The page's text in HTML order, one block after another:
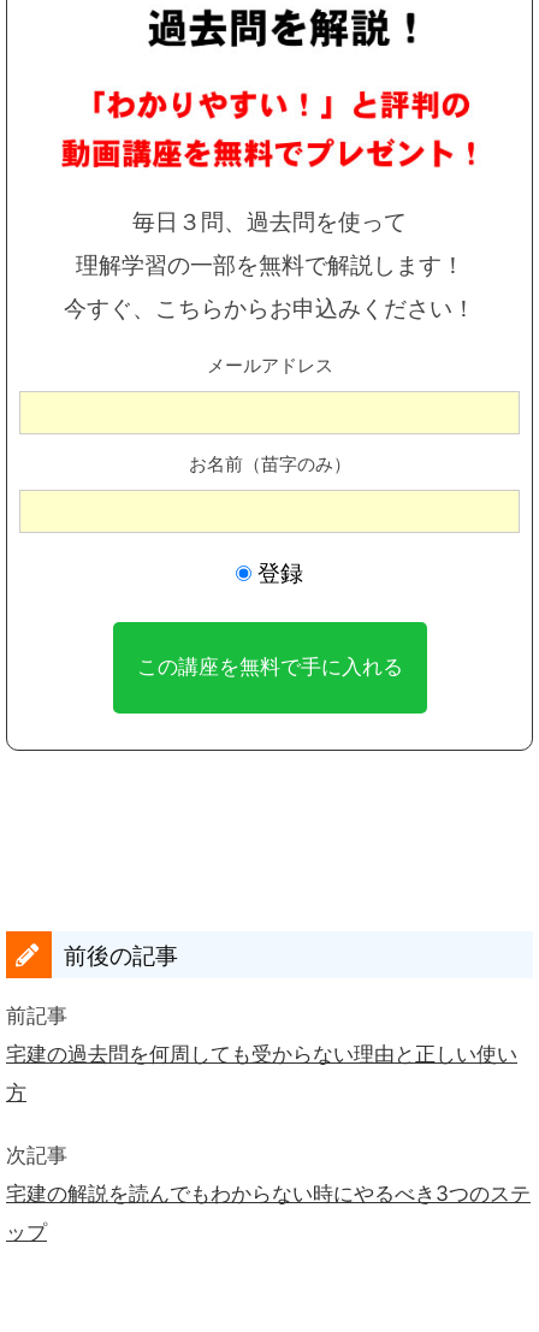
毎日３問、過去問を使って
理解学習の一部を無料で解説します！
今すぐ、こちらからお申込みください！
メールアドレス
お名前（苗字のみ）
登録
前後の記事
前記事
宅建の過去問を何周しても受からない理由と正しい使い
方
次記事
宅建の解説を読んでもわからない時にやるべき3つのステ
ップ